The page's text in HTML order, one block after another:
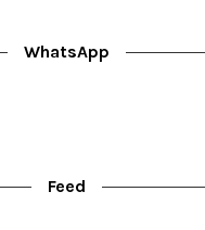
WhatsApp
Feed